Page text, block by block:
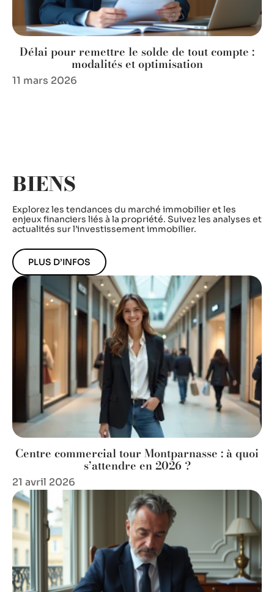
Délai pour remettre le solde de tout compte :
modalités et optimisation
11 mars 2026
Centre commercial tour Montparnasse : à quoi
s’attendre en 2026 ?
21 avril 2026
BIENS
Explorez les tendances du marché immobilier et les
enjeux financiers liés à la propriété. Suivez les analyses et
actualités sur l’investissement immobilier.
PLUS D’INFOS